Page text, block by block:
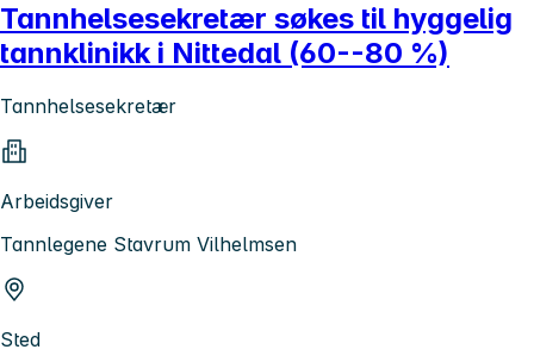
Tannhelsesekretær søkes til hyggelig
tannklinikk i Nittedal (60--80 %)
Tannhelsesekretær
Arbeidsgiver
Tannlegene Stavrum Vilhelmsen
Sted